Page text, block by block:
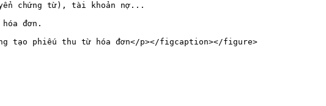
chứng từ), tài khoản nợ...
đơn.